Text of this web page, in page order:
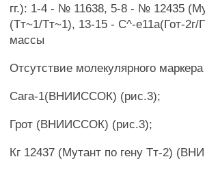
гг.): 1-4 - № 11638, 5-8 - № 12435
(Тт~1/Тт~1), 13-15 - С^-е11а(Гот-
массы
Отсутствие молекулярного
Сага-1(ВНИИССОК) (рис.3);
Грот (ВНИИССОК) (рис.3);
Кг 12437 (Мутант по гену Тт-2)